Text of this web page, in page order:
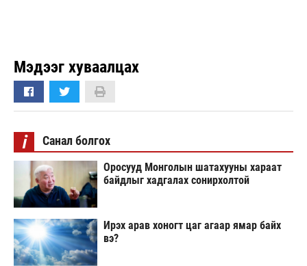
Мэдээг хуваалцах
i Санал болгох
Оросууд Монголын шатахууны хараат
байдлыг хадгалах сонирхолтой
Ирэх арав хоногт цаг агаар ямар байх
вэ?